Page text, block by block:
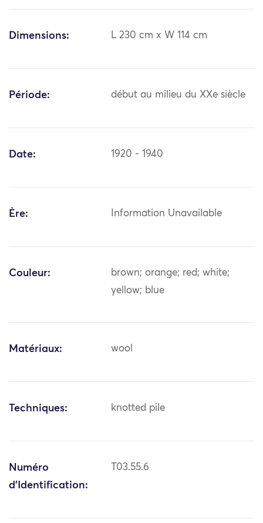
Dimensions: L 230 cm x W 114 cm
Période: début au milieu du XXe siècle
Date: 1920 - 1940
Ère: Information Unavailable
Couleur:
brown; orange; red; white;
yellow; blue
Matériaux: wool
Techniques: knotted pile
Numéro
d'Identification:
T03.55.6